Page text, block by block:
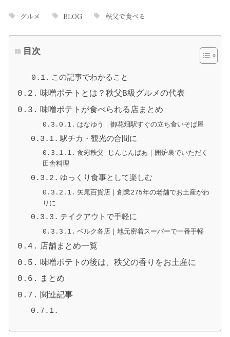
グルメ BLOG 秩父で食べる
目次
この記事でわかること
味噌ポテトとは？秩父B級グルメの代表
味噌ポテトが食べられる店まとめ
はなゆう｜御花畑駅すぐの立ち食いそば屋
駅チカ・観光の合間に
食彩秩父 じんじんばあ｜囲炉裏でいただく
田舎料理
ゆっくり食事として楽しむ
矢尾百貨店｜創業275年の老舗でお土産がわ
りに
テイクアウトで手軽に
ベルク各店｜地元密着スーパーで一番手軽
店舗まとめ一覧
味噌ポテトの後は、秩父の香りをお土産に
まとめ
関連記事